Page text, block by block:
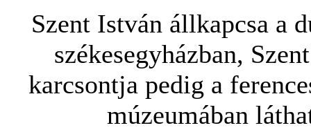
Szent István állkapcsa a
székesegyházban,
karcsontja pedig a
múzeumában